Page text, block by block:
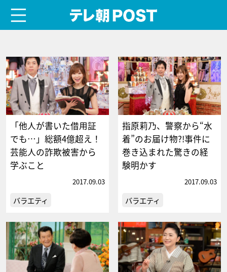
「他人が書いた借用証
でも…」総額4億超え！
芸能人の詐欺被害から
学ぶこと
2017.09.03
バラエティ
指原莉乃、警察から“水
着”のお届け物?!事件に
巻き込まれた驚きの経
験明かす
2017.09.03
バラエティ